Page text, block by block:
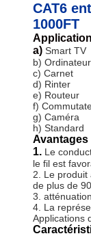
CAT6
1000FT
a) Smart TV
b) Ordinateur
c) Carnet
d) Rinter
e) Routeur
f)
g) Caméra
h) Standard
Avantages
1. Le
le fil est
2. Le produit
de plus de
3.
4. La
Applications